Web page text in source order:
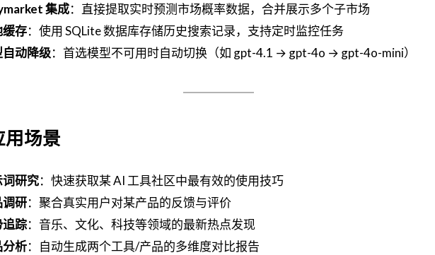
集成：直接提取实时预测市场概率数据，合并展示多个子市场
存：使用 SQLite 数据库存储历史搜索记录，支持定时监控任务
动降级：首选模型不可用时自动切换（如 gpt-4.1 → gpt-4o → gpt-4o-mini）
用场景
研究：快速获取某 AI 工具社区中最有效的使用技巧
调研：聚合真实用户对某产品的反馈与评价
踪：音乐、文化、科技等领域的最新热点发现
分析：自动生成两个工具/产品的多维度对比报告